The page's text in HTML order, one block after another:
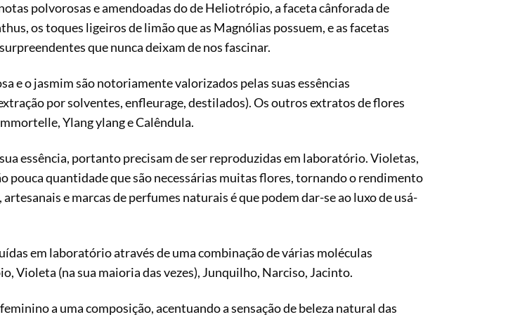
polvorosas e amendoadas do de Heliotrópio, a faceta cânforada de
os toques ligeiros de limão que as Magnólias possuem, e as facetas
que nunca deixam de nos fascinar.
e o jasmim são notoriamente valorizados pelas suas essências
por solventes, enfleurage, destilados). Os outros extratos de flores
Ylang ylang e Calêndula.
essência, portanto precisam de ser reproduzidas em laboratório. Violetas,
pouca quantidade que são necessárias muitas flores, tornando o rendimento
e marcas de perfumes naturais é que podem dar-se ao luxo de usá-
em laboratório através de uma combinação de várias moléculas
Violeta (na sua maioria das vezes), Junquilho, Narciso, Jacinto.
a uma composição, acentuando a sensação de beleza natural das